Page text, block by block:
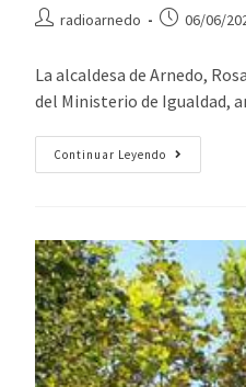
radioarnedo 06/06/
La alcaldesa de Arnedo,
del Ministerio de Igualdad,
Continuar Leyendo